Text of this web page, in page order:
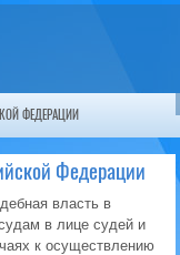
ФЕДЕРАЦИИ
Федерации
власть в
в лице судей и
к осуществлению